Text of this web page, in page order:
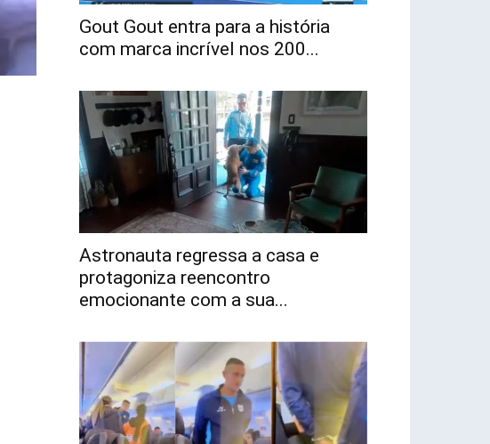
Gout Gout entra para a história
com marca incrível nos 200...
Astronauta regressa a casa e
protagoniza reencontro
emocionante com a sua...